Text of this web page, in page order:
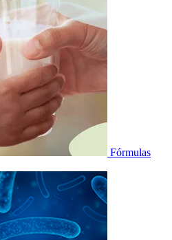
Fórmulas